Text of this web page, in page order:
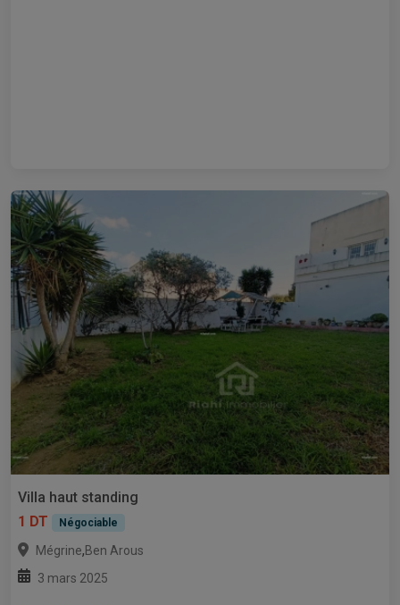
Villa haut standing
1 DT
Négociable
Mégrine,Ben Arous
3 mars 2025